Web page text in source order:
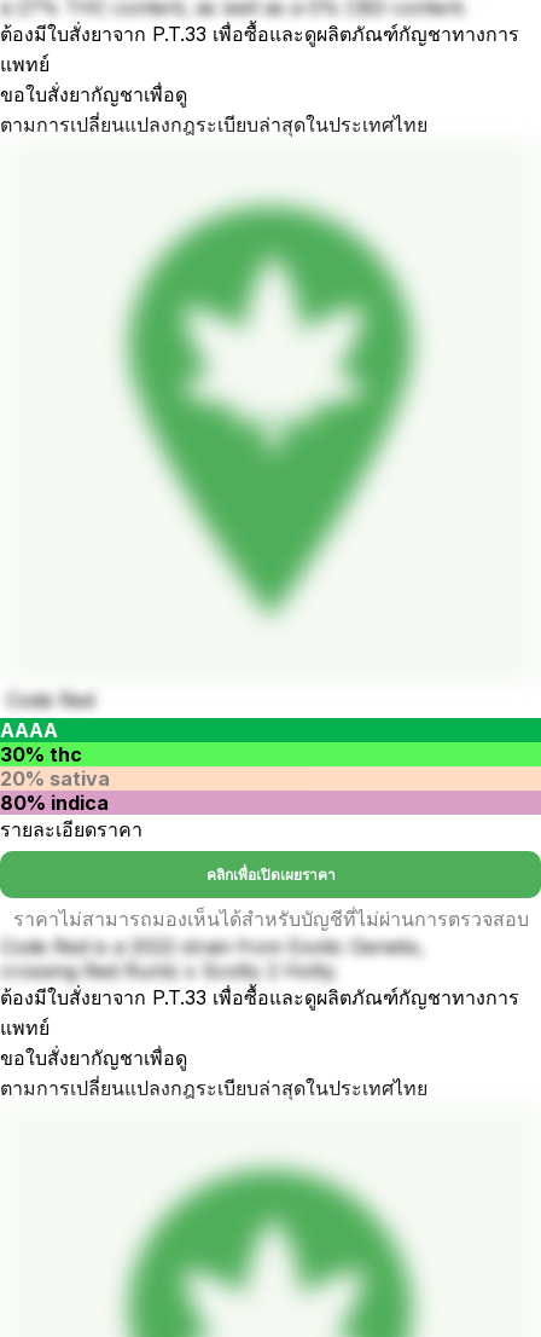
a 27% THC content, as well as a 0% CBD content.
ต้องมีใบสั่งยาจาก P.T.33 เพื่อซื้อและดูผลิตภัณฑ์กัญชาทางการ
แพทย์
ขอใบสั่งยากัญชาเพื่อดู
ตามการเปลี่ยนแปลงกฎระเบียบล่าสุดในประเทศไทย
Code Red
AAAA
30% thc
20% sativa
80% indica
รายละเอียดราคา
คลิกเพื่อเปิดเผยราคา
ราคาไม่สามารถมองเห็นได้สำหรับบัญชีที่ไม่ผ่านการตรวจสอบ
Code Red is a 2022 strain from Exotic Genetix,
crossing Red Runtz x Scotty 2 Hotty.
ต้องมีใบสั่งยาจาก P.T.33 เพื่อซื้อและดูผลิตภัณฑ์กัญชาทางการ
แพทย์
ขอใบสั่งยากัญชาเพื่อดู
ตามการเปลี่ยนแปลงกฎระเบียบล่าสุดในประเทศไทย